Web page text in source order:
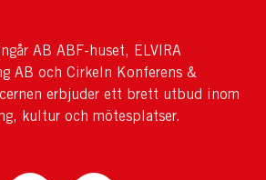
AB ABF-huset, ELVIRA
AB och Cirkeln Konferens &
erbjuder ett brett utbud inom
kultur och mötesplatser.